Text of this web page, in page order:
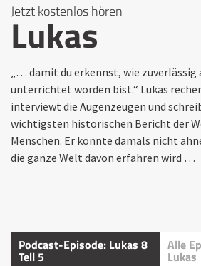
Jetzt kostenlos hören
Lukas
„… damit du erkennst, wie zuverlässig
unterrichtet worden bist.“ Lukas
interviewt die Augenzeugen und
wichtigsten historischen Bericht der
Menschen. Er konnte damals nicht
die ganze Welt davon erfahren wird …
Podcast-Episode: Lukas 8
Teil 5
Alle
Lukas